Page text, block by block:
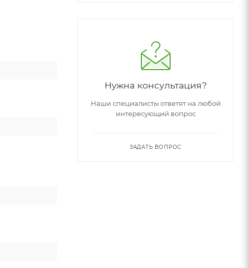
Нужна консультация?
Наши специалисты ответят на любой
интересующий вопрос
ЗАДАТЬ ВОПРОС